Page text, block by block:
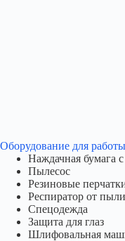
Оборудование для работы​
Наждачная бумага
Пылесос
Резиновые
Респиратор от пыли
Спецодежда
Защита для глаз
Шлифовальная